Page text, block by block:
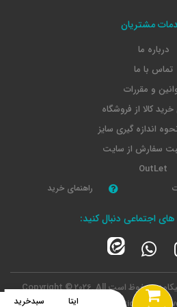
مشتریان
درباره ما
تماس با ما
و مقررات
کالا از فروشگاه
اندازه گیری سایز
سفارش از سایت
OutLet
راهنمای خرید
های اجتماعی دنبال کنید:
محفوظ استCopyright © 2026, All
rights